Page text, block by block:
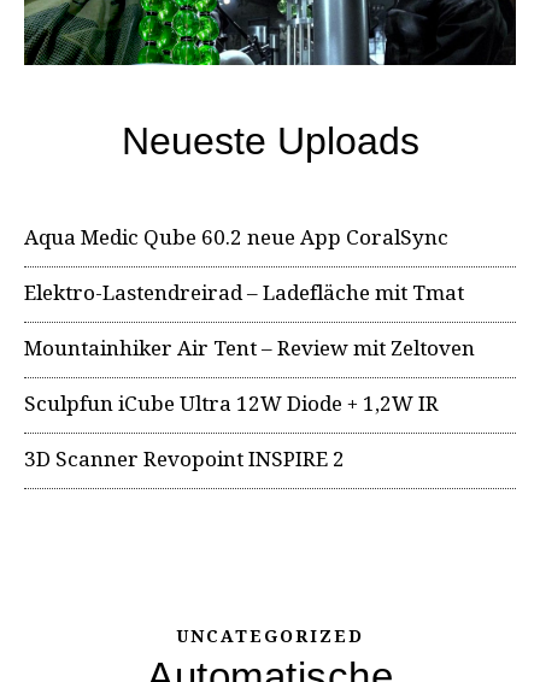
Neueste Uploads
Aqua Medic Qube 60.2 neue App CoralSync
Elektro-Lastendreirad – Ladefläche mit Tmat
Mountainhiker Air Tent – Review mit Zeltoven
Sculpfun iCube Ultra 12W Diode + 1,2W IR
3D Scanner Revopoint INSPIRE 2
UNCATEGORIZED